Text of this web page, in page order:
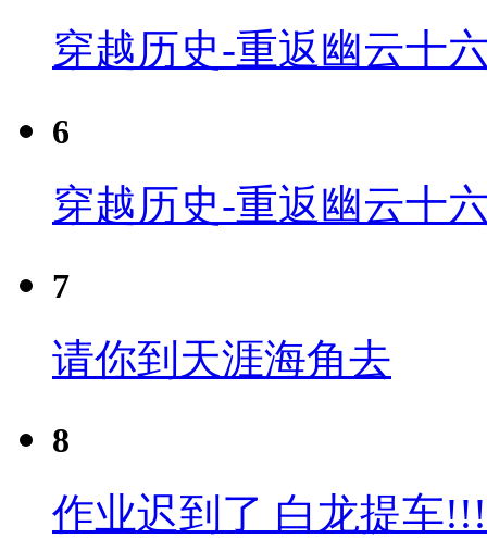
穿越历史-重返幽云十
6
穿越历史-重返幽云十
7
请你到天涯海角去
8
作业迟到了 白龙提车